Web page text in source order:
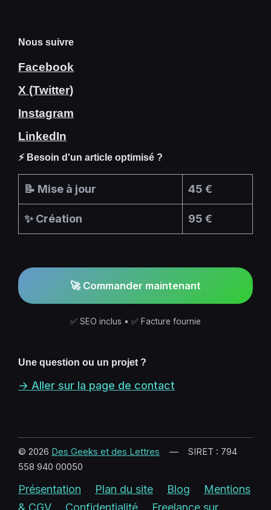
Nous suivre
Facebook
X (Twitter)
Instagram
LinkedIn
⚡ Besoin d'un article optimisé ?
📝 Mise à jour 45 €
✨ Création 95 €
🚀 Commander maintenant
✅ SEO inclus • ✅ Facture fournie
Une question ou un projet ?
→ Aller sur la page de contact
© 2026 Des Geeks et des Lettres — SIRET : 794
558 940 00050
Présentation Plan du site Blog
Mentions
& CGV
Confidentialité Freelance sur